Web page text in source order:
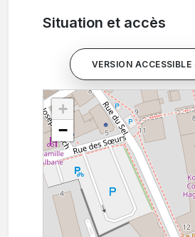
Situation et accès
VERSION ACCESSIBLE
+
−